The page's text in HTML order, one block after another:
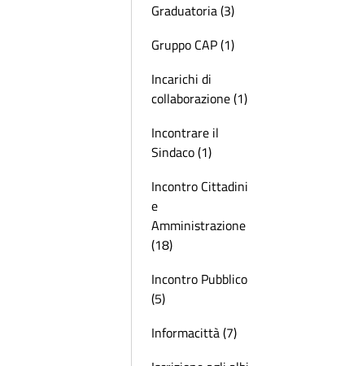
Graduatoria (3)
Gruppo CAP (1)
Incarichi di
collaborazione (1)
Incontrare il
Sindaco (1)
Incontro Cittadini
e
Amministrazione
(18)
Incontro Pubblico
(5)
Informacittà (7)